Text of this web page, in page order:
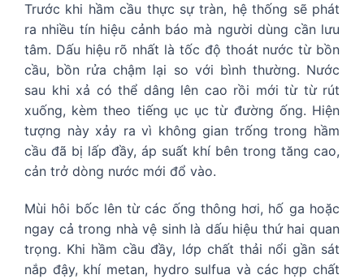
Trước khi hầm cầu thực sự tràn, hệ thống sẽ phát
ra nhiều tín hiệu cảnh báo mà người dùng cần lưu
tâm. Dấu hiệu rõ nhất là tốc độ thoát nước từ bồn
cầu, bồn rửa chậm lại so với bình thường. Nước
sau khi xả có thể dâng lên cao rồi mới từ từ rút
xuống, kèm theo tiếng ục ục từ đường ống. Hiện
tượng này xảy ra vì không gian trống trong hầm
cầu đã bị lấp đầy, áp suất khí bên trong tăng cao,
cản trở dòng nước mới đổ vào.
Mùi hôi bốc lên từ các ống thông hơi, hố ga hoặc
ngay cả trong nhà vệ sinh là dấu hiệu thứ hai quan
trọng. Khi hầm cầu đầy, lớp chất thải nổi gần sát
nắp đậy, khí metan, hydro sulfua và các hợp chất